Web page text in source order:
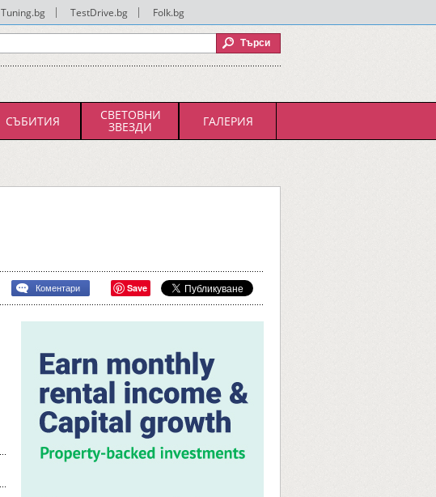
Tuning.bg TestDrive.bg Folk.bg
СЪБИТИЯ СВЕТОВНИ
ЗВЕЗДИ ГАЛЕРИЯ
Коментари Save